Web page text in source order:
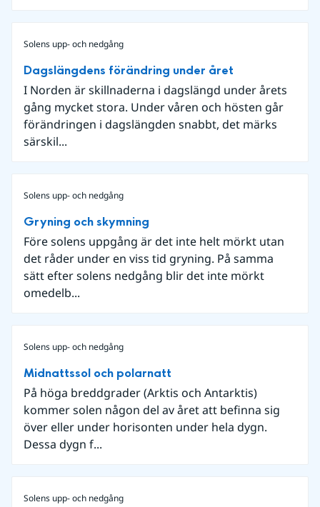
Solens upp- och nedgång
Dagslängdens förändring under året
I Norden är skillnaderna i dagslängd under årets
gång mycket stora. Under våren och hösten går
förändringen i dagslängden snabbt, det märks
särskil...
Solens upp- och nedgång
Gryning och skymning
Före solens uppgång är det inte helt mörkt utan
det råder under en viss tid gryning. På samma
sätt efter solens nedgång blir det inte mörkt
omedelb...
Solens upp- och nedgång
Midnattssol och polarnatt
På höga breddgrader (Arktis och Antarktis)
kommer solen någon del av året att befinna sig
över eller under horisonten under hela dygn.
Dessa dygn f...
Solens upp- och nedgång